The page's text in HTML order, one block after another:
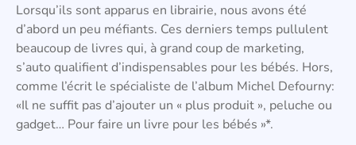
Lorsqu’ils sont apparus en librairie, nous avons été
d’abord un peu méfiants. Ces derniers temps pullulent
beaucoup de livres qui, à grand coup de marketing,
s’auto qualifient d’indispensables pour les bébés. Hors,
comme l’écrit le spécialiste de l’album Michel Defourny:
«Il ne suffit pas d’ajouter un « plus produit », peluche ou
gadget… Pour faire un livre pour les bébés »*.